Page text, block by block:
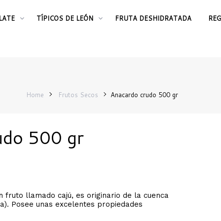
TÍPICOS DE LEÓN FRUTA DESHIDRATADA
Home Frutos Secos Anacardo crudo 500 gr
500 gr
fruto llamado cajú, es originario de la cuenca
Posee unas excelentes propiedades